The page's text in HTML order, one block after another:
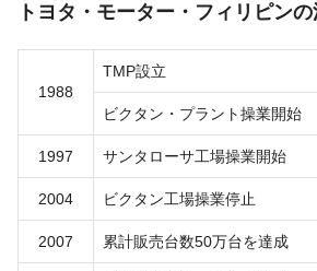
トヨタ・モーター・フィリピン
1988
TMP設立
ビクタン・プラント操業開始
1997 サンタローサ工場操業開始
2004 ビクタン工場操業停止
2007 累計販売台数50万台を達成